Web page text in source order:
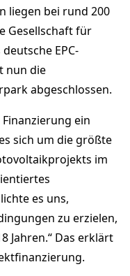
liegen bei rund 200
Gesellschaft für
EPC-
nun die
abgeschlossen.
ein
sich um die größte
im
es uns,
zu erzielen,
Jahren.“ Das erklärt